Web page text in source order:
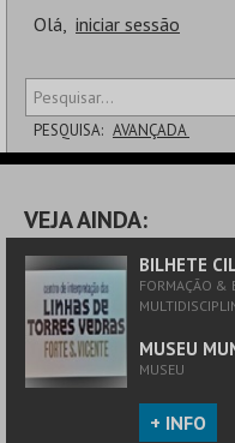
Olá, iniciar sessão
PESQUISA: AVANÇADA
SALA
VEJA AINDA:
BILHETE
FORMAÇÃO &
MUSEU
MUSEU
+ INFO